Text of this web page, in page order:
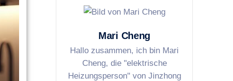
Mari Cheng
Hallo zusammen, ich bin Mari
Cheng, die "elektrische
Heizungsperson" von Jinzhong